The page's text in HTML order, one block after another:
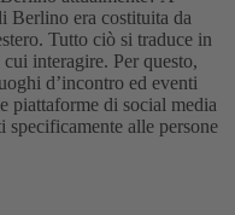
Berlino era costituita da
Tutto ciò si traduce in
interagire. Per questo,
d’incontro ed eventi
piattaforme di social media
alle persone